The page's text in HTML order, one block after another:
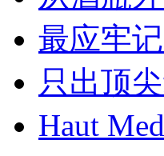
最应牢
只出顶
Haut